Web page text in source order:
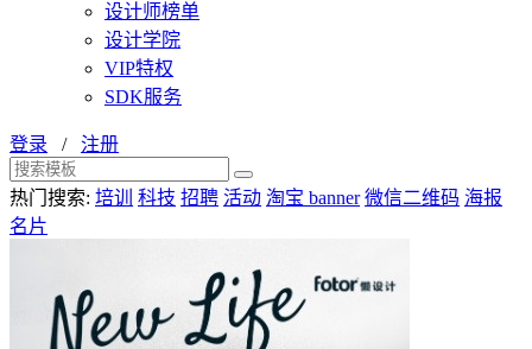
设计师榜单
设计学院
VIP特权
SDK服务
登录 / 注册
热门搜索: 培训 科技 招聘 活动 淘宝 banner 微信二维码 海报
名片